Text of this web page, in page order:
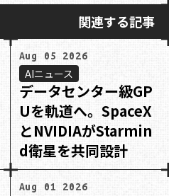
関連する記事
Aug 05 2026
AIニュース
データセンター級GP
Uを軌道へ。SpaceX
とNVIDIAがStarmin
d衛星を共同設計
Aug 01 2026